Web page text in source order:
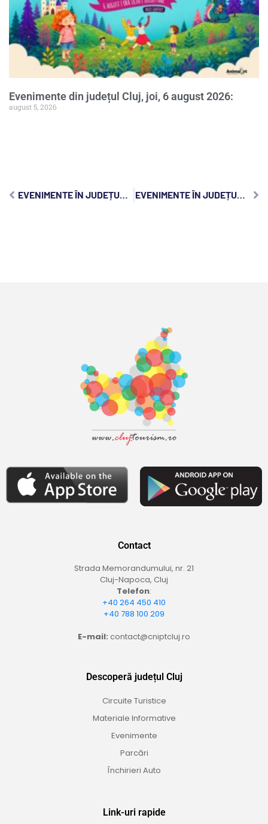
Evenimente din județul Cluj, joi, 6 august 2026:
august 5, 2026
EVENIMENTE ÎN JUDEȚUL CLUJ, VINERI, 27 IANUARIE 2023: EVENIMENTE ÎN JUDEȚUL CLUJ, DUMINICĂ, 29 IANUARIE 2023:
Contact
Strada Memorandumului, nr. 21
Cluj-Napoca, Cluj
Telefon:
+40 264 450 410
+40 788 100 209
E-mail: contact@cniptcluj.ro
Descoperă județul Cluj
Circuite Turistice
Materiale Informative
Evenimente
Parcări
Închirieri Auto
Link-uri rapide